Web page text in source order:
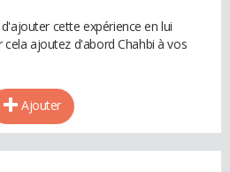
cette expérience en lui
ajoutez d'abord Chahbi à vos
Ajouter